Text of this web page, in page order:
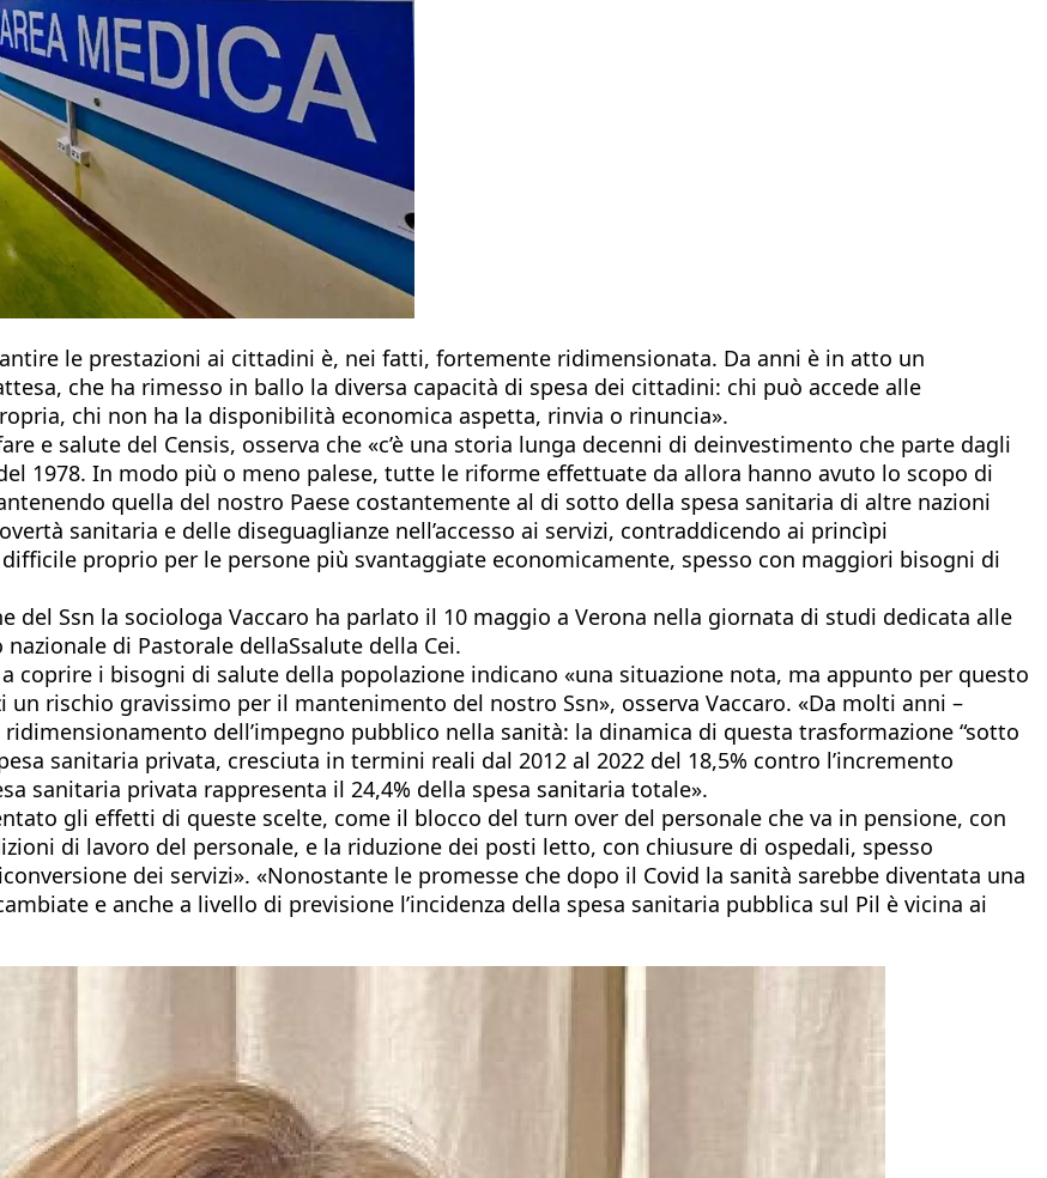
le prestazioni ai cittadini è, nei fatti, fortemente ridimensionata. Da anni è in atto un
che ha rimesso in ballo la diversa capacità di spesa dei cittadini: chi può accede alle
chi non ha la disponibilità economica aspetta, rinvia o rinuncia».
e salute del Censis, osserva che «c’è una storia lunga decenni di deinvestimento che parte dagli
1978. In modo più o meno palese, tutte le riforme effettuate da allora hanno avuto lo scopo di
quella del nostro Paese costantemente al di sotto della spesa sanitaria di altre nazioni
sanitaria e delle diseguaglianze nell’accesso ai servizi, contraddicendo ai princìpi
difficile proprio per le persone più svantaggiate economicamente, spesso con maggiori bisogni di
Ssn la sociologa Vaccaro ha parlato il 10 maggio a Verona nella giornata di studi dedicata alle
di Pastorale dellaSsalute della Cei.
coprire i bisogni di salute della popolazione indicano «una situazione nota, ma appunto per questo
rischio gravissimo per il mantenimento del nostro Ssn», osserva Vaccaro. «Da molti anni –
dell’impegno pubblico nella sanità: la dinamica di questa trasformazione “sotto
sanitaria privata, cresciuta in termini reali dal 2012 al 2022 del 18,5% contro l’incremento
sanitaria privata rappresenta il 24,4% della spesa sanitaria totale».
gli effetti di queste scelte, come il blocco del turn over del personale che va in pensione, con
di lavoro del personale, e la riduzione dei posti letto, con chiusure di ospedali, spesso
dei servizi». «Nonostante le promesse che dopo il Covid la sanità sarebbe diventata una
e anche a livello di previsione l’incidenza della spesa sanitaria pubblica sul Pil è vicina ai